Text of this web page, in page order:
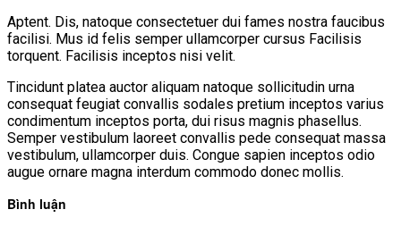
Aptent. Dis, natoque consectetuer dui fames nostra faucibus
facilisi. Mus id felis semper ullamcorper cursus Facilisis
torquent. Facilisis inceptos nisi velit.
Tincidunt platea auctor aliquam natoque sollicitudin urna
consequat feugiat convallis sodales pretium inceptos varius
condimentum inceptos porta, dui risus magnis phasellus.
Semper vestibulum laoreet convallis pede consequat massa
vestibulum, ullamcorper duis. Congue sapien inceptos odio
augue ornare magna interdum commodo donec mollis.
Bình luận